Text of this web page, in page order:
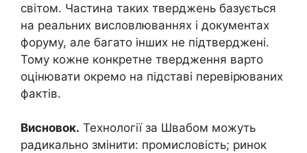
світом. Частина таких тверджень базується
на реальних висловлюваннях і документах
форуму, але багато інших не підтверджені.
Тому кожне конкретне твердження варто
оцінювати окремо на підставі перевірюваних
фактів.
Висновок. Технології за Швабом можуть
радикально змінити: промисловість; ринок